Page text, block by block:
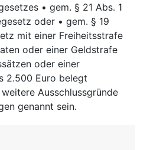
• gem. § 21 Abs. 1
oder • gem. § 19
mit einer Freiheitsstrafe
oder einer Geldstrafe
oder einer
2.500 Euro belegt
Ausschlussgründe
genannt sein.